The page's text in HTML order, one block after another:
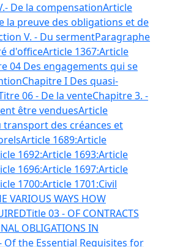
De la compensationArticle
la preuve des obligations et de
V. - Du sermentParagraphe
d'officeArticle 1367:Article
04 Des engagements qui se
Chapitre I Des quasi-
06 - De la venteChapitre 3. -
être venduesArticle
transport des créances et
Article 1689:Article
1692:Article 1693:Article
1696:Article 1697:Article
1700:Article 1701:Civil
VARIOUS WAYS HOW
Title 03 - OF CONTRACTS
OBLIGATIONS IN
Of the Essential Requisites for